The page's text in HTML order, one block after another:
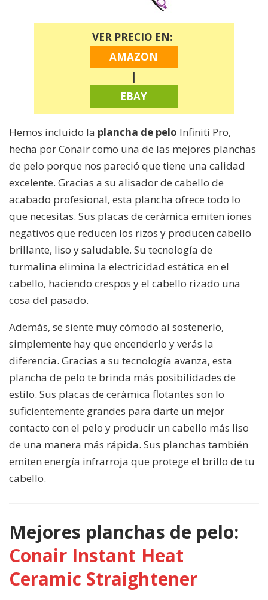
VER PRECIO EN:
AMAZON
|
EBAY
Hemos incluido la plancha de pelo Infiniti Pro,
hecha por Conair como una de las mejores planchas
de pelo porque nos pareció que tiene una calidad
excelente. Gracias a su alisador de cabello de
acabado profesional, esta plancha ofrece todo lo
que necesitas. Sus placas de cerámica emiten iones
negativos que reducen los rizos y producen cabello
brillante, liso y saludable. Su tecnología de
turmalina elimina la electricidad estática en el
cabello, haciendo crespos y el cabello rizado una
cosa del pasado.
Además, se siente muy cómodo al sostenerlo,
simplemente hay que encenderlo y verás la
diferencia. Gracias a su tecnología avanza, esta
plancha de pelo te brinda más posibilidades de
estilo. Sus placas de cerámica flotantes son lo
suficientemente grandes para darte un mejor
contacto con el pelo y producir un cabello más liso
de una manera más rápida. Sus planchas también
emiten energía infrarroja que protege el brillo de tu
cabello.
Mejores planchas de pelo:
Conair Instant Heat
Ceramic Straightener